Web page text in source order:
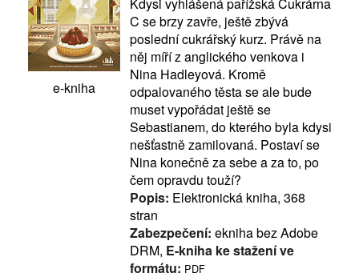
e-kniha
Kdysi vyhlášená pařížská Cukrárna
C se brzy zavře, ještě zbývá
poslední cukrářský kurz. Právě na
něj míří z anglického venkova i
Nina Hadleyová. Kromě
odpalovaného těsta se ale bude
muset vypořádat ještě se
Sebastianem, do kterého byla kdysi
nešťastně zamilovaná. Postaví se
Nina konečně za sebe a za to, po
čem opravdu touží?
Popis: Elektronická kniha, 368
stran
Zabezpečení: ekniha bez Adobe
DRM, E-kniha ke stažení ve
formátu: PDF